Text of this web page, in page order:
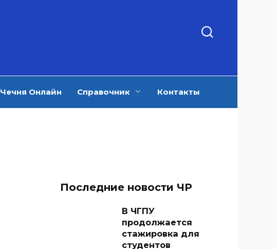
Чечня Онлайн Справочник Контакты
Последние новости ЧР
В ЧГПУ
продолжается
стажировка для
студентов